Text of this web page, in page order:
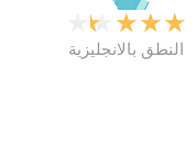
★
★
★
★
النطق بالانجليزية